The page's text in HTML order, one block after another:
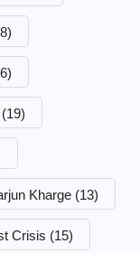
(19)
Kharge (13)
Crisis (15)